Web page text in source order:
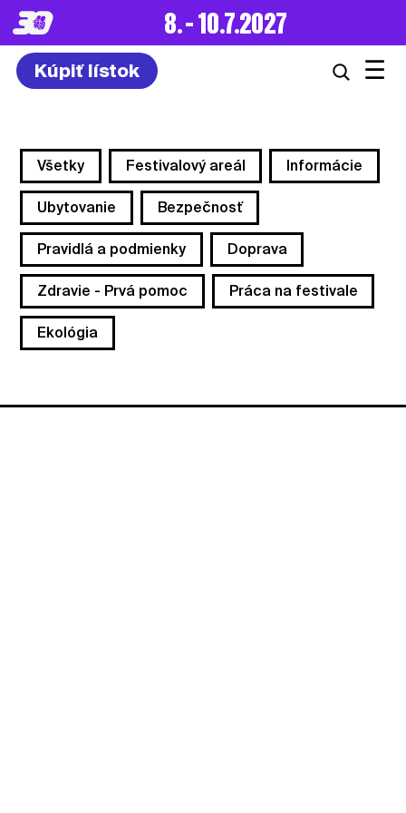
8. – 10.7.2027
Kúpiť lístok ☰
Všetky Festivalový areál Informácie
Ubytovanie Bezpečnosť
Pravidlá a podmienky Doprava
Zdravie - Prvá pomoc Práca na festivale
Ekológia